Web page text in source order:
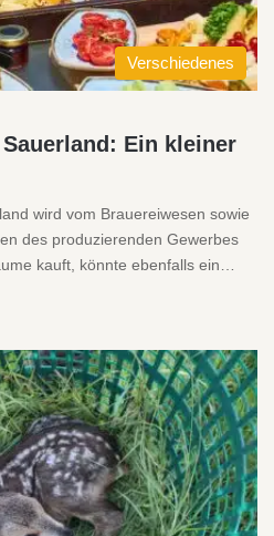
Verschiedenes
Ein kleiner
wird vom Brauereiwesen sowie
des produzierenden Gewerbes
kauft, könnte ebenfalls ein…